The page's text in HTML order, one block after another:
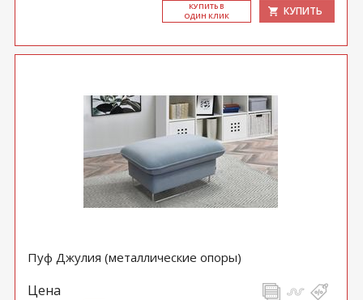
КУ­ПИТЬ В
ОДИН КЛИК
КУПИТЬ
Пуф Джулия (металлические опоры)
Цена